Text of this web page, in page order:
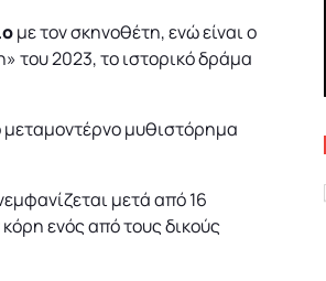
με τον σκηνοθέτη, ενώ είναι ο
του 2023, το ιστορικό δράμα
μεταμοντέρνο μυθιστόρημα
μετά από 16
ενός από τους δικούς